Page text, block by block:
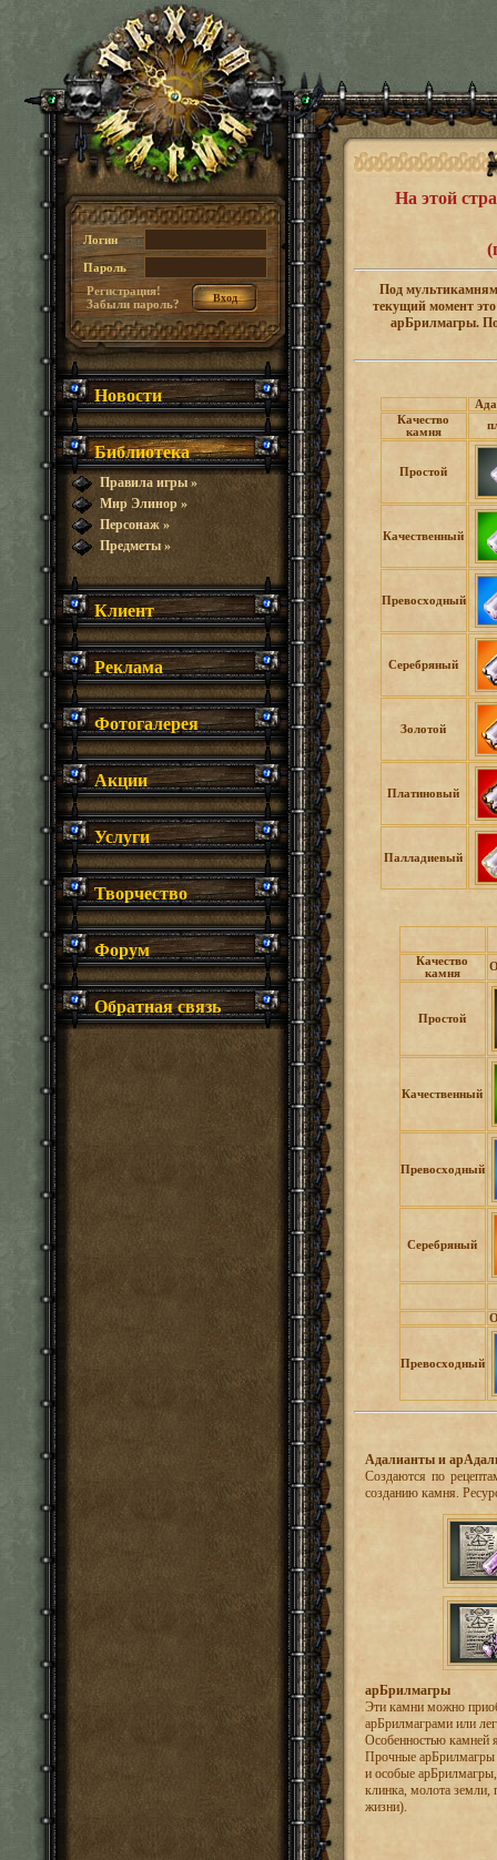
Логин
Пароль
Регистрация!
Забыли пароль?
Новости
Библиотека
Правила игры »
Мир Элинор »
Персонаж »
Предметы »
Клиент
Реклама
Фотогалерея
Акции
Услуги
Творчество
Форум
Обратная связь
На этой
Под
текущий момент
арБрилмагры.
Качество
камня
Простой
Качественный
Превосходный
Серебряный
Золотой
Платиновый
Палладиевый
Качество
камня
Простой
Качественный
Превосходный
Серебряный
Превосходный
Адалианты и
Создаются по
созданию камня.
арБрилмагры
Эти камни можно
арБрилмаграми или
Особенностью камней
Прочные арБрилмагры
и особые
клинка, молота земли,
жизни).